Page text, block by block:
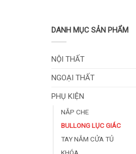
DANH MỤC SẢN PHẨM
NỘI THẤT
NGOẠI THẤT
PHỤ KIỆN
NẮP CHE
BULLONG LỤC GIÁC
TAY NẮM CỬA TỦ